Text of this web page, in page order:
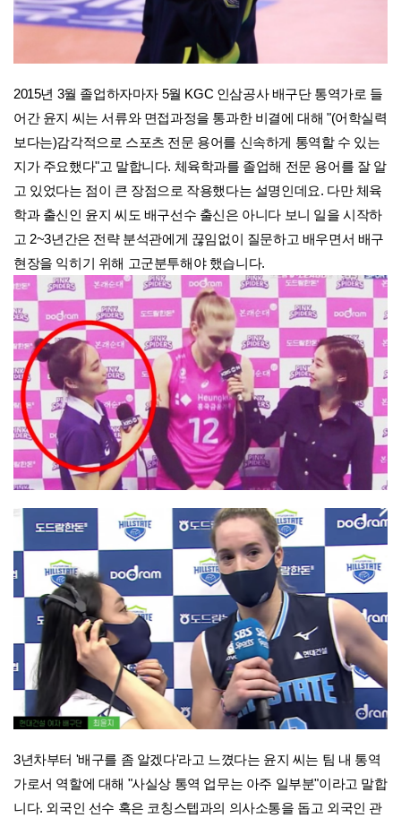
2015년 3월 졸업하자마자 5월 KGC 인삼공사 배구단 통역가로 들
어간 윤지 씨는 서류와 면접과정을 통과한 비결에 대해 "(어학실력
보다는)감각적으로 스포츠 전문 용어를 신속하게 통역할 수 있는
지가 주요했다"고 말합니다. 체육학과를 졸업해 전문 용어를 잘 알
고 있었다는 점이 큰 장점으로 작용했다는 설명인데요. 다만 체육
학과 출신인 윤지 씨도 배구선수 출신은 아니다 보니 일을 시작하
고 2~3년간은 전략 분석관에게 끊임없이 질문하고 배우면서 배구
현장을 익히기 위해 고군분투해야 했습니다.
3년차부터 '배구를 좀 알겠다'라고 느꼈다는 윤지 씨는 팀 내 통역
가로서 역할에 대해 "사실상 통역 업무는 아주 일부분"이라고 말합
니다. 외국인 선수 혹은 코칭스텝과의 의사소통을 돕고 외국인 관